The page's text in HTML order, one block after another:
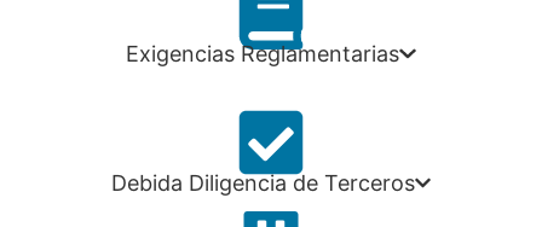
Exigencias Reglamentarias
Debida Diligencia de Terceros